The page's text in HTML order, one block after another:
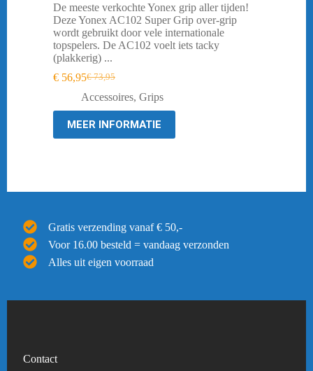
De meeste verkochte Yonex grip aller tijden!
Deze Yonex AC102 Super Grip over-grip
wordt gebruikt door vele internationale
topspelers. De AC102 voelt iets tacky
(plakkerig) ...
€73,95
Oorspronkelijke
prijs
€ 73,95.
€ 56,95Huidige
prijs
€ 56,95.
Accessoires, Grips
MEER INFORMATIE
Gratis verzending vanaf € 50,-
Voor 16.00 besteld = vandaag verzonden
Alles uit eigen voorraad
Contact